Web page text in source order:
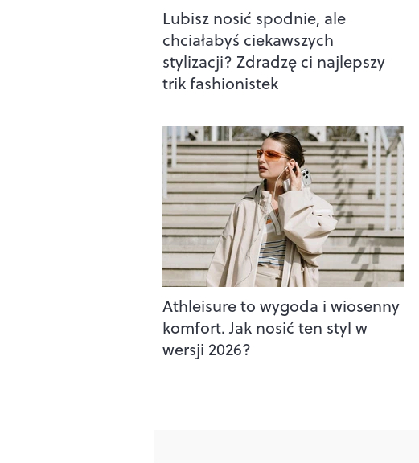
Lubisz nosić spodnie, ale
chciałabyś ciekawszych
stylizacji? Zdradzę ci najlepszy
trik fashionistek
Athleisure to wygoda i wiosenny
komfort. Jak nosić ten styl w
wersji 2026?